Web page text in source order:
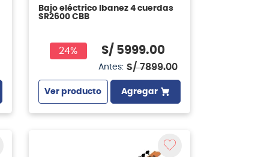
Bajo eléctrico Ibanez 4 cuerdas
SR2600 CBB
24% S/ 5999.00
Antes: S/ 7899.00
Ver producto Agregar